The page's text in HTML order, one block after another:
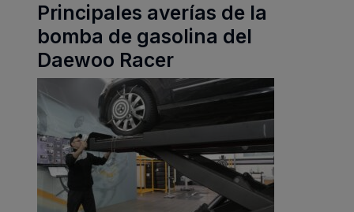
Principales averías de la
bomba de gasolina del
Daewoo Racer